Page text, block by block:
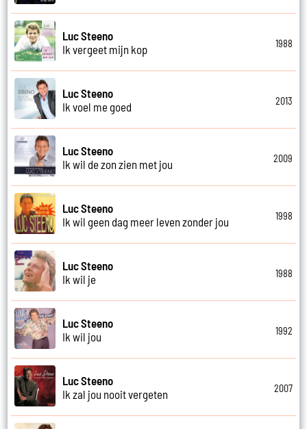
Luc Steeno
Ik vergeet mijn kop
1988
Luc Steeno
Ik voel me goed
2013
Luc Steeno
Ik wil de zon zien met jou
2009
Luc Steeno
Ik wil geen dag meer leven zonder jou
1998
Luc Steeno
Ik wil je
1988
Luc Steeno
Ik wil jou
1992
Luc Steeno
Ik zal jou nooit vergeten
2007